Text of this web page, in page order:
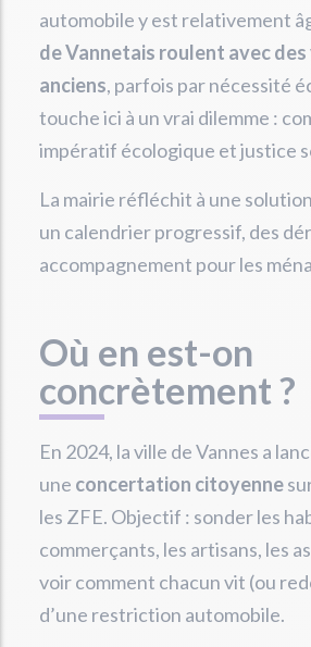
automobile y est relativement
de Vannetais roulent avec des
anciens, parfois par nécessité
touche ici à un vrai dilemme :
impératif écologique et justice
La mairie réfléchit à une
un calendrier progressif, des
accompagnement pour les
Où en est-on
concrètement ?
En 2024, la ville de Vannes a
une concertation citoyenne
les ZFE. Objectif : sonder les
commerçants, les artisans, les
voir comment chacun vit (ou
d’une restriction automobile.